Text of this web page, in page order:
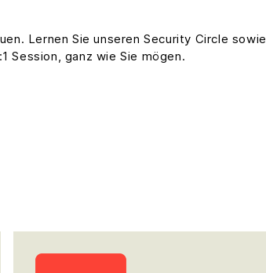
Lernen Sie unseren Security Circle sowie
Session, ganz wie Sie mögen.